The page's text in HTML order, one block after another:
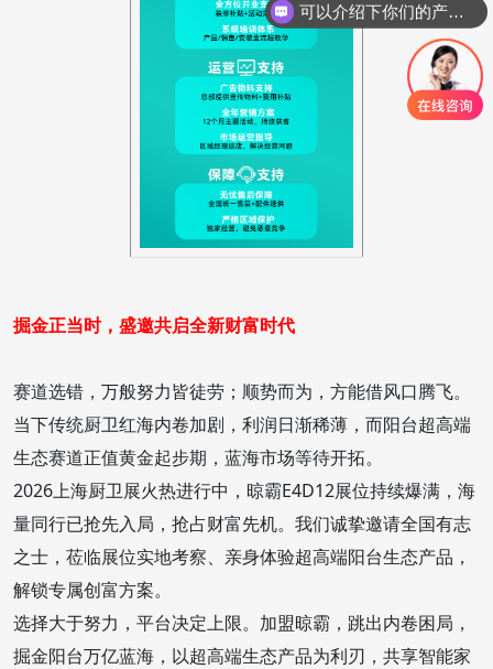
掘金正当时，盛邀共启全新财富时代
赛道选错，万般努力皆徒劳；顺势而为，方能借风口腾飞。
当下传统厨卫红海内卷加剧，利润日渐稀薄，而阳台超高端
生态赛道正值黄金起步期，蓝海市场等待开拓。
2026上海厨卫展火热进行中，晾霸E4D12展位持续爆满，海
量同行已抢先入局，抢占财富先机。我们诚挚邀请全国有志
之士，莅临展位实地考察、亲身体验超高端阳台生态产品，
解锁专属创富方案。
选择大于努力，平台决定上限。加盟晾霸，跳出内卷困局，
掘金阳台万亿蓝海，以超高端生态产品为利刃，共享智能家
可以介绍下你们的产品么